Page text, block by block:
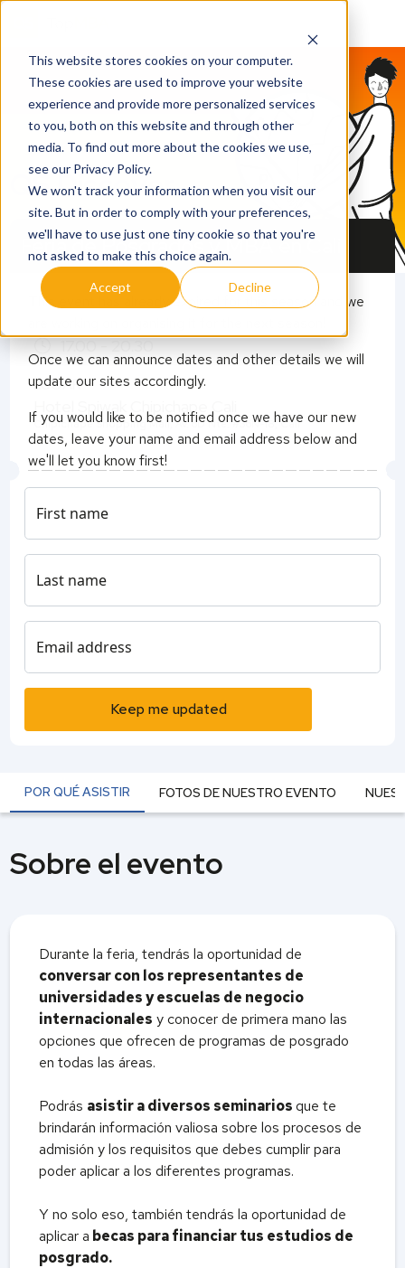
This website stores cookies on your computer.
These cookies are used to improve your website
experience and provide more personalized services
to you, both on this website and through other
media. To find out more about the cookies we use,
see our Privacy Policy.
We won't track your information when you visit our
site. But in order to comply with your preferences,
we'll have to use just one tiny cookie so that you're
not asked to make this choice again.
Accept Decline
QS Discover
Feria de Posgrados y MBA en Cali
5 February 2026
17.00 - 20.30
LUGAR
Hotel Spiwak Chipichape Cali
Chipichape Shopping Mall, Av. 6D Nte. #36N-18, Cali
This event has already expired for this season and we
Once we can announce dates and other details we will
update our sites accordingly.
If you would like to be notified once we have our new
dates, leave your name and email address below and
we'll let you know first!
First name
Last name
Email address
Keep me updated
POR QUÉ ASISTIR FOTOS DE NUESTRO EVENTO
Sobre el evento
Durante la feria, tendrás la oportunidad de
conversar con los representantes de
universidades y escuelas de negocio
internacionales y conocer de primera mano las
opciones que ofrecen de programas de posgrado
en todas las áreas.
Podrás asistir a diversos seminariosque te
brindarán información valiosa sobre los procesos de
admisión y los requisitos que debes cumplir para
poder aplicar a los diferentes programas.
Y no solo eso, también tendrás la oportunidad de
aplicar a becas para financiar tus estudios de
posgrado.